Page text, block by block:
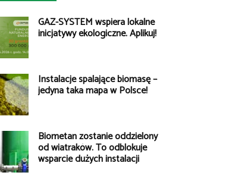
GAZ-SYSTEM wspiera lokalne
inicjatywy ekologiczne. Aplikuj!
Instalacje spalające biomasę –
jedyna taka mapa w Polsce!
Biometan zostanie oddzielony
od wiatraków. To odblokuje
wsparcie dużych instalacji